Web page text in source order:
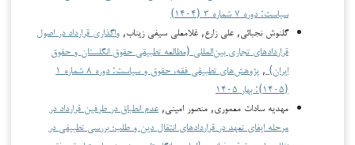
سیاست: دوره ۷ شماره ۳ (۱۴۰۴)
گلنوش نجبائي, علی زارع, غلامعلي سيفي زيناب, واگذاری قرارداد در اصول
قراردادهای تجاری بین‌المللی (مطالعه تطبیقی حقوق انگلستان و حقوق
ایران) ,
پژوهش‌های تطبیقی فقه، حقوق و سیاست: دوره ۸ شماره ۱
(۱۴۰۵): بهار ۱۴۰۵
مهدیه سادات معموری, منصور امینی, عدم انطباق در طرفین قرارداد در
مرحله ایفای تعهد در قراردادهای انتقال دین و طلب؛ بررسی تطبیقی در